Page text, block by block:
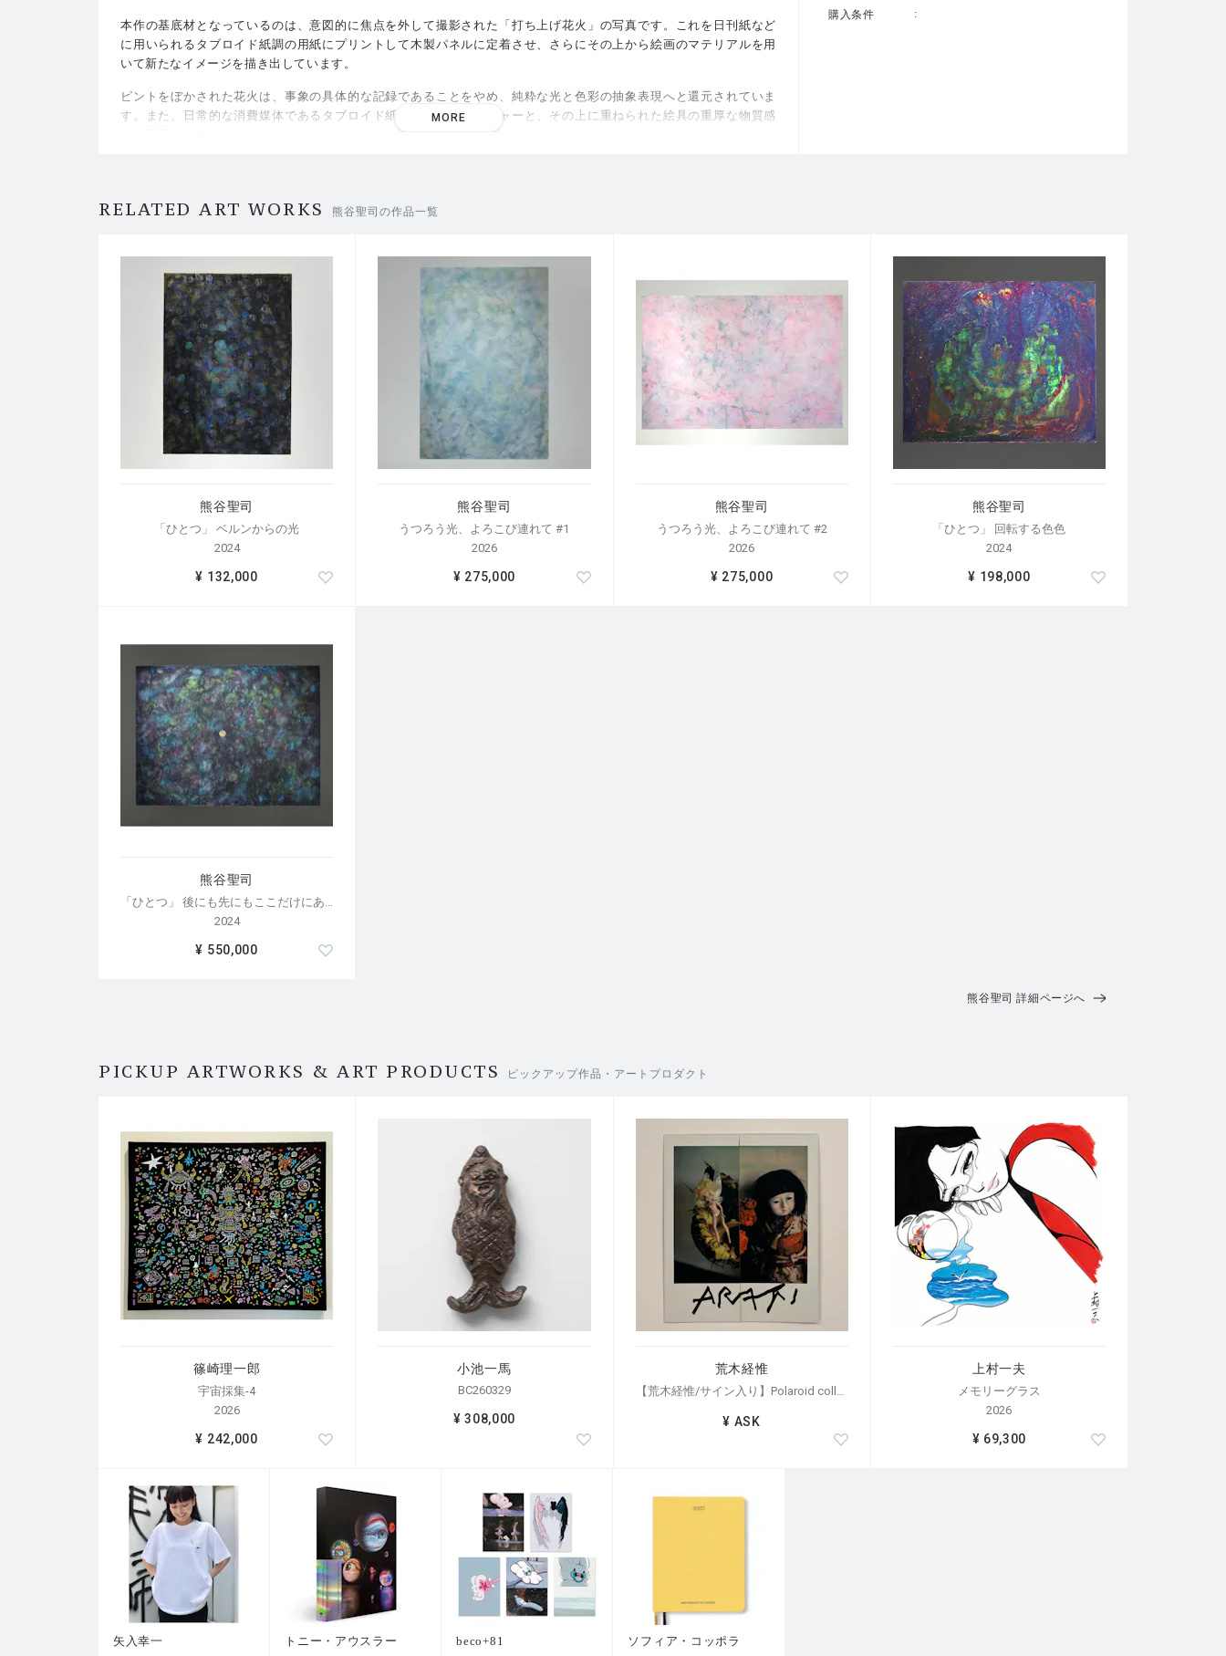
本作の基底材となっているのは、意図的に焦点を外して撮影された「打ち上げ花火」の写真です。これを日刊紙など
に用いられるタブロイド紙調の用紙にプリントして木製パネルに定着させ、さらにその上から絵画のマテリアルを用
いて新たなイメージを描き出しています。
ピントをぼかされた花火は、事象の具体的な記録であることをやめ、純粋な光と色彩の抽象表現へと還元されていま
す。また、日常的な消費媒体であるタブロイド紙の脆弱なテクスチャーと、その上に重ねられた絵具の重厚な物質感
MORE
購入条件
RELATED ART WORKS 熊谷聖司の作品一覧
熊谷聖司
「ひとつ」 ベルンからの光
2024
¥ 132,000
熊谷聖司
うつろう光、よろこび連れて #1
2026
¥ 275,000
熊谷聖司
うつろう光、よろこび連れて #2
2026
¥ 275,000
熊谷聖司
「ひとつ」 回転する色色
2024
¥ 198,000
熊谷聖司
2024
¥ 550,000
熊谷聖司 詳細ページへ
PICKUP ARTWORKS & ART PRODUCTS ピックアップ作品・アートプロダクト
篠崎理一郎
宇宙採集-4
2026
¥ 242,000
小池一馬
BC260329
¥ 308,000
荒木経惟
¥ ASK
上村一夫
メモリーグラス
2026
¥ 69,300
矢入幸一 トニー・アウスラー beco+81 ソフィア・コッポラ